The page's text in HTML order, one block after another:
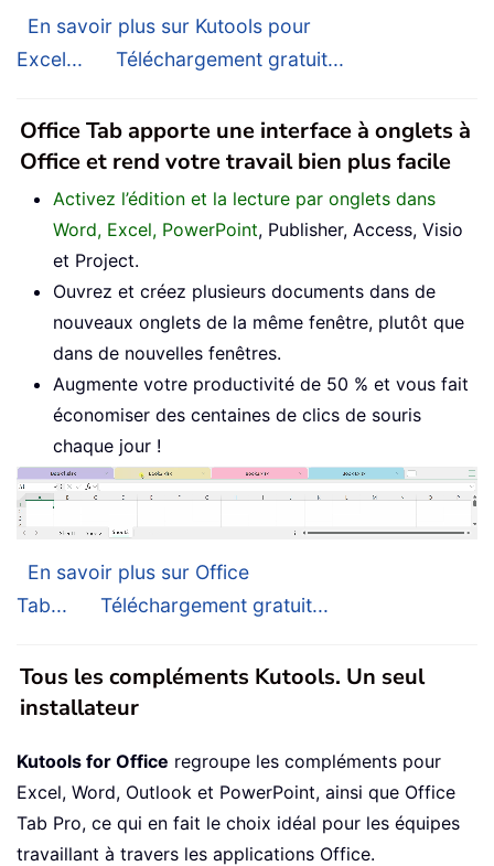
En savoir plus sur Kutools pour
Excel...
Téléchargement gratuit...
Office Tab apporte une interface à onglets à
Office et rend votre travail bien plus facile
Activez l’édition et la lecture par onglets dans
Word, Excel, PowerPoint, Publisher, Access, Visio
et Project.
Ouvrez et créez plusieurs documents dans de
nouveaux onglets de la même fenêtre, plutôt que
dans de nouvelles fenêtres.
Augmente votre productivité de 50 % et vous fait
économiser des centaines de clics de souris
chaque jour !
En savoir plus sur Office
Tab...
Téléchargement gratuit...
Tous les compléments Kutools. Un seul
installateur
Kutools for Office regroupe les compléments pour
Excel, Word, Outlook et PowerPoint, ainsi que Office
Tab Pro, ce qui en fait le choix idéal pour les équipes
travaillant à travers les applications Office.